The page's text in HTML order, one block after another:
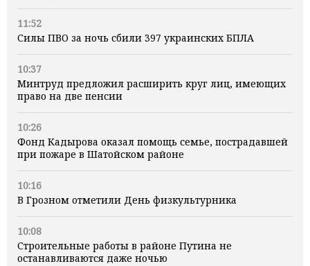
11:52
Силы ПВО за ночь сбили 397 украинских БПЛА
10:37
Минтруд предложил расширить круг лиц, имеющих
право на две пенсии
10:26
Фонд Кадырова оказал помощь семье, пострадавшей
при пожаре в Шатойском районе
10:16
В Грозном отметили День физкультурника
10:08
Строительные работы в районе Путина не
останавливаются даже ночью